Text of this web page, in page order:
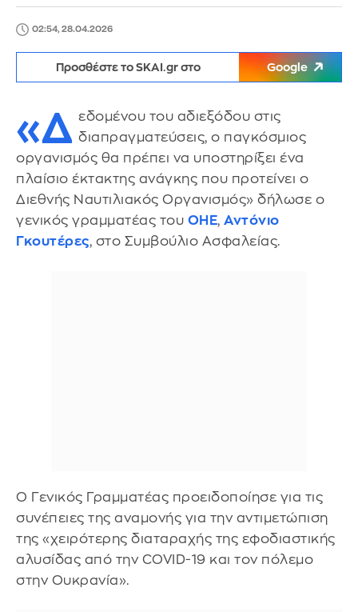
02:54, 28.04.2026
Προσθέστε το SKAI.gr στο Google
«Δ εδομένου του αδιεξόδου στις
διαπραγματεύσεις, ο παγκόσμιος
οργανισμός θα πρέπει να υποστηρίξει ένα
πλαίσιο έκτακτης ανάγκης που προτείνει ο
Διεθνής Ναυτιλιακός Οργανισμός» δήλωσε ο
γενικός γραμματέας του ΟΗΕ, Αντόνιο
Γκουτέρες, στο Συμβούλιο Ασφαλείας.
Ο Γενικός Γραμματέας προειδοποίησε για τις
συνέπειες της αναμονής για την αντιμετώπιση
της «χειρότερης διαταραχής της εφοδιαστικής
αλυσίδας από την COVID-19 και τον πόλεμο
στην Ουκρανία».